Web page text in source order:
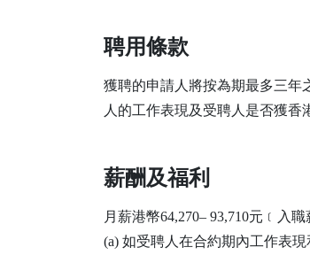
聘用條款
獲聘的申請人將按為期最多三年
人的工作表現及受聘人是否獲香
薪酬及福利
月薪港幣64,270– 93,710元﹝入
(a) 如受聘人在合約期內工作表